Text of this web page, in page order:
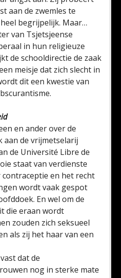
aan de zwemles te
begrijpelijk. Maar…
van Tsjetsjeense
in hun religieuze
de schooldirectie de zaak
meisje dat zich slecht in
dit een kwestie van
en ander over de
aan de vrijmetselarij
de Université Libre de
staat van verdienste
en het recht
wordt vaak gespot
En wel om de
die eraan wordt
zouden zich seksueel
als zij het haar van een
dat de
nog in sterke mate